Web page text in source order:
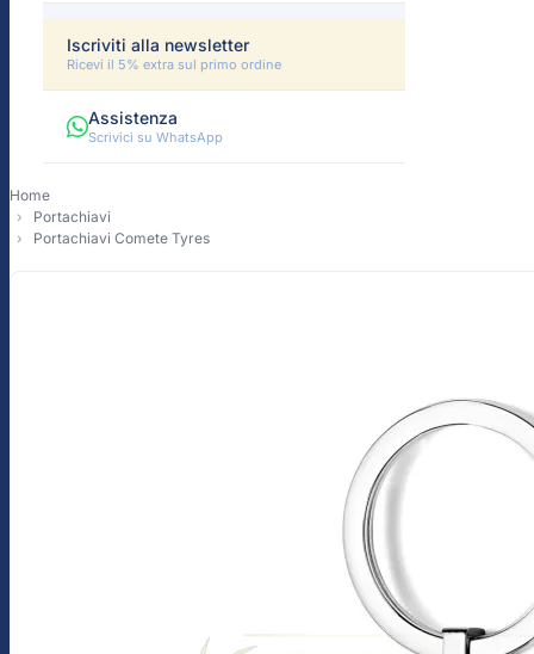
Iscriviti alla newsletter
Ricevi il 5% extra sul primo ordine
Assistenza
Scrivici su WhatsApp
Home
Portachiavi
Portachiavi Comete Tyres